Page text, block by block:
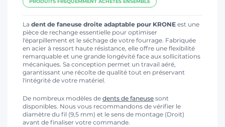
PRODUITS FRÉQUEMMENT ACHETÉS ENSEMBLE
La dent de faneuse droite adaptable pour KRONE est une
pièce de rechange essentielle pour optimiser
l'éparpillement et le séchage de votre fourrage. Fabriquée
en acier à ressort haute résistance, elle offre une flexibilité
remarquable et une grande longévité face aux sollicitations
mécaniques. Sa conception permet un travail aéré,
garantissant une récolte de qualité tout en préservant
l'intégrité de votre matériel.
De nombreux modèles de dents de faneuse sont
disponibles. Nous vous recommandons de vérifier le
diamètre du fil (9,5 mm) et le sens de montage (Droit)
avant de finaliser votre commande.